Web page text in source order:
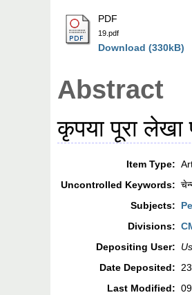
PDF
19.pdf
Download (330kB)
Abstract
कृपया पूरा लेखा
Item Type:
Uncontrolled Keywords:
Subjects:
Divisions:
Depositing User:
Date Deposited:
Last Modified: